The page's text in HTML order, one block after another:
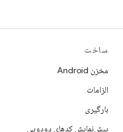
ساخت
مخزن Android
الزامات
بارگیری
پیش‌نمایش کدهای دودویی